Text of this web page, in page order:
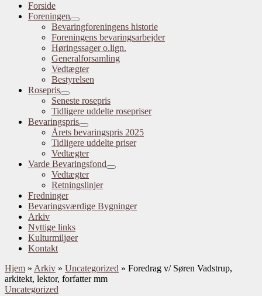
Forside
Foreningen
Bevaringforeningens historie
Foreningens bevaringsarbejder
Høringssager o.lign.
Generalforsamling
Vedtægter
Bestyrelsen
Rosepris
Seneste rosepris
Tidligere uddelte rosepriser
Bevaringspris
Årets bevaringspris 2025
Tidligere uddelte priser
Vedtægter
Varde Bevaringsfond
Vedtægter
Retningslinjer
Fredninger
Bevaringsværdige Bygninger
Arkiv
Nyttige links
Kulturmiljøer
Kontakt
Hjem » Arkiv » Uncategorized » Foredrag v/ Søren Vadstrup,
arkitekt, lektor, forfatter mm
Uncategorized